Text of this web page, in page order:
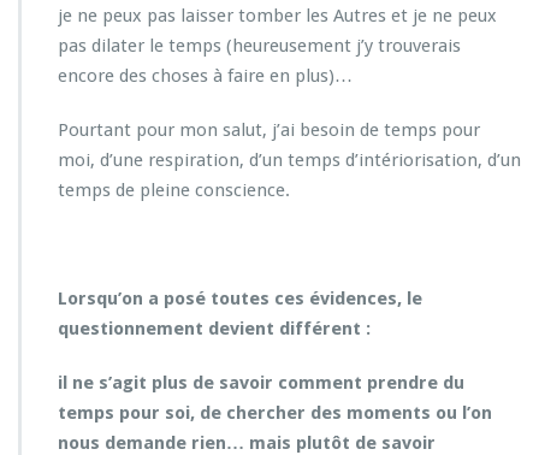
je ne peux pas laisser tomber les Autres et je ne peux
pas dilater le temps (heureusement j’y trouverais
encore des choses à faire en plus)…
Pourtant pour mon salut, j’ai besoin de temps pour
moi, d’une respiration, d’un temps d’intériorisation, d’un
temps de pleine conscience.
Lorsqu’on a posé toutes ces évidences, le
questionnement devient différent :
il ne s’agit plus de savoir comment prendre du
temps pour soi, de chercher des moments ou l’on
nous demande rien… mais plutôt de savoir